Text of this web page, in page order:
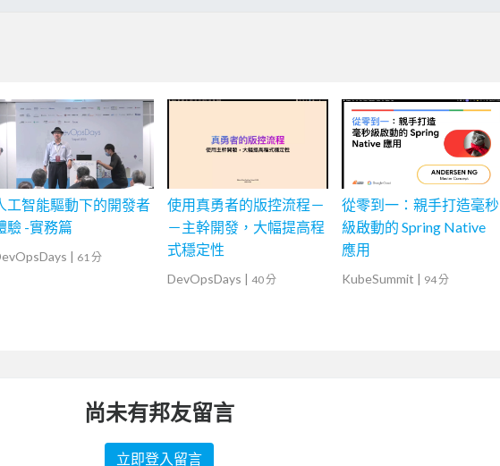
工智能驅動下的開發者
驗 -實務篇
| 61 分
使用真勇者的版控流程－
－主幹開發，大幅提高程
式穩定性
DevOpsDays | 40 分
從零到一：親手打造毫秒
級啟動的 Spring Native
應用
KubeSummit | 94 分
尚未有邦友留言
立即登入留言